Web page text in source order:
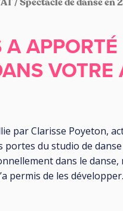
APPORTÉ
VOTRE
par Clarisse Poyeton,
portes du studio de
dans le danse,
permis de les développer.